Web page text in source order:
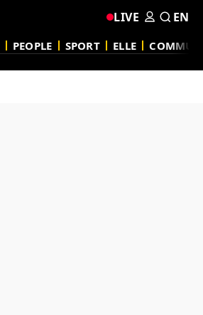
PEOPLE SPORT ELLE
LIVE EN